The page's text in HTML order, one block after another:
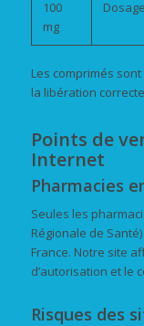
100
mg
Les comprimés
la libération
Points de
Internet
Pharmacies
Seules les
Régionale de
France. Notre site
d’autorisation et le
Risques des